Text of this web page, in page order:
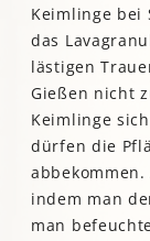
Keimlinge bei
das
lästigen
Gießen nicht
Keimlinge
dürfen die
indem man
man